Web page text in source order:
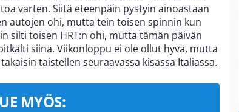
varten. Siitä eteenpäin pystyin ainoastaan
autojen ohi, mutta tein toisen spinnin kun
silti toisen HRT:n ohi, mutta tämän päivän
siinä. Viikonloppu ei ole ollut hyvä, mutta
taistellen seuraavassa kisassa Italiassa.
MYÖS: